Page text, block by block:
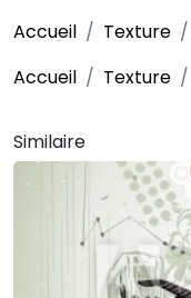
Accueil
Texture
Accueil
Texture
Similaire